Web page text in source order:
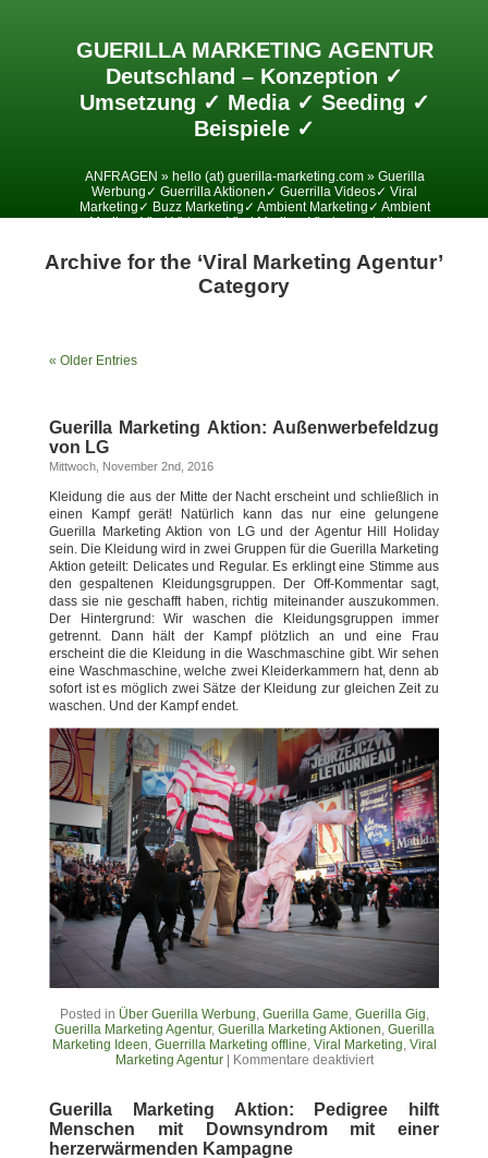
GUERILLA MARKETING AGENTUR
Deutschland – Konzeption ✓
Umsetzung ✓ Media ✓ Seeding ✓
Beispiele ✓
ANFRAGEN » hello (at) guerilla-marketing.com » Guerilla
Werbung✓ Guerrilla Aktionen✓ Guerrilla Videos✓ Viral
Marketing✓ Buzz Marketing✓ Ambient Marketing✓ Ambient
Media✓ Viral Videos✓ Viral Media✓ Viralesmarketing✓
Archive for the ‘Viral Marketing Agentur’
Category
« Older Entries
Guerilla Marketing Aktion: Außenwerbefeldzug
von LG
Mittwoch, November 2nd, 2016
Kleidung die aus der Mitte der Nacht erscheint und schließlich in
einen Kampf gerät! Natürlich kann das nur eine gelungene
Guerilla Marketing Aktion von LG und der Agentur Hill Holiday
sein. Die Kleidung wird in zwei Gruppen für die Guerilla Marketing
Aktion geteilt: Delicates und Regular. Es erklingt eine Stimme aus
den gespaltenen Kleidungsgruppen. Der Off-Kommentar sagt,
dass sie nie geschafft haben, richtig miteinander auszukommen.
Der Hintergrund: Wir waschen die Kleidungsgruppen immer
getrennt. Dann hält der Kampf plötzlich an und eine Frau
erscheint die die Kleidung in die Waschmaschine gibt. Wir sehen
eine Waschmaschine, welche zwei Kleiderkammern hat, denn ab
sofort ist es möglich zwei Sätze der Kleidung zur gleichen Zeit zu
waschen. Und der Kampf endet.
Posted in Über Guerilla Werbung Guerilla Game Guerilla Gig
Guerilla Marketing Agentur, Guerilla Marketing Aktionen Guerilla
Marketing Ideen Guerrilla Marketing offline Viral Marketing Viral
Marketing Agentur| Kommentare deaktiviert
Guerilla Marketing Aktion: Pedigree hilft
Menschen mit Downsyndrom mit einer
herzerwärmenden Kampagne